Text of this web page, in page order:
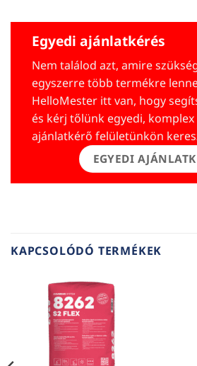
Egyedi ajánlatkérés
Nem találod azt, amire
egyszerre több termékre
HelloMester itt van, hogy
és kérj tőlünk egyedi,
ajánlatkérő felületünkön
EGYEDI
KAPCSOLÓDÓ TERMÉKEK